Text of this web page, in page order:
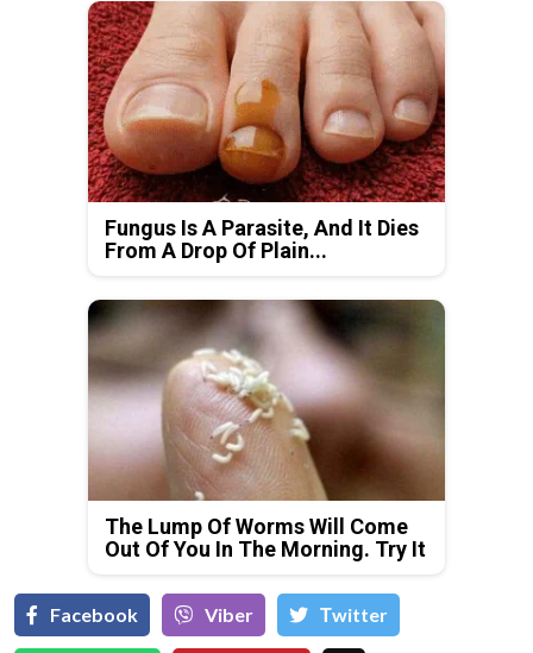
Fungus Is A Parasite, And It Dies
From A Drop Of Plain...
The Lump Of Worms Will Come
Out Of You In The Morning. Try It
Facebook Viber Тwitter